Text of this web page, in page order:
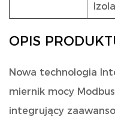
OPIS
Nowa technologia
miernik mocy Modbus
integrujący